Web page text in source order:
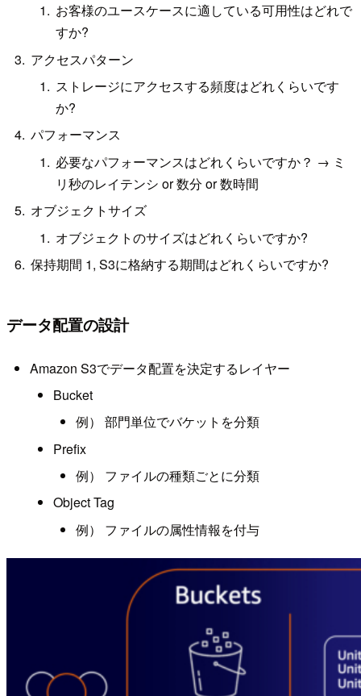
お客様のユースケースに適している可用性はどれで
すか?
アクセスパターン
ストレージにアクセスする頻度はどれくらいです
か?
パフォーマンス
必要なパフォーマンスはどれくらいですか？ → ミ
リ秒のレイテンシ or 数分 or 数時間
オブジェクトサイズ
オブジェクトのサイズはどれくらいですか?
保持期間 1, S3に格納する期間はどれくらいですか?
データ配置の設計
Amazon S3でデータ配置を決定するレイヤー
Bucket
例） 部門単位でバケットを分類
Prefix
例） ファイルの種類ごとに分類
Object Tag
例） ファイルの属性情報を付与